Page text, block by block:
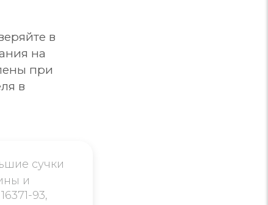
в
на
при
в
сучки
и
93,